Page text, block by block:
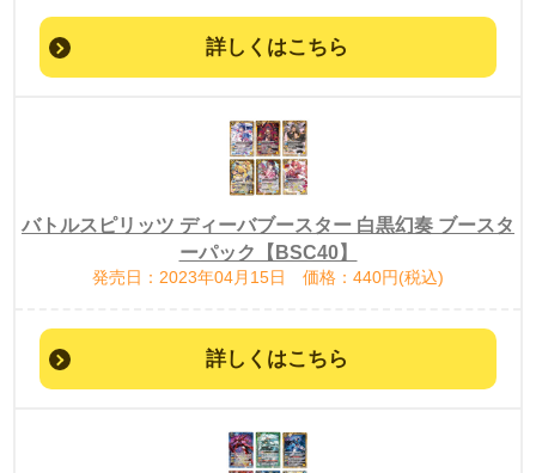
詳しくはこちら
バトルスピリッツ ディーバブースター 白黒幻奏 ブースタ
ーパック【BSC40】
発売日：2023年04月15日 価格：440円(税込)
詳しくはこちら